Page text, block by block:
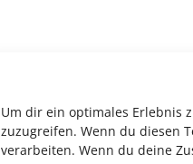
Um dir ein optimales Erlebnis
zuzugreifen. Wenn du diesen
verarbeiten. Wenn du deine